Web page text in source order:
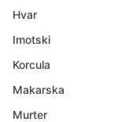
Hvar
Imotski
Korcula
Makarska
Murter